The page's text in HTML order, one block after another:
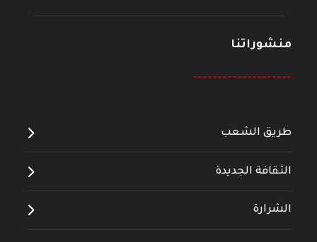
منشوراتنا
--------------------
طريق الشعب
الثقافة الجديدة
الشرارة